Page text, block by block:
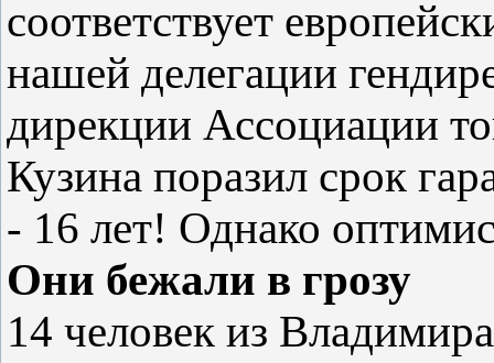
соответствует
нашей делегации
дирекции Ассоциации
Кузина поразил срок
- 16 лет! Однако
Они бежали в грозу
14 человек из